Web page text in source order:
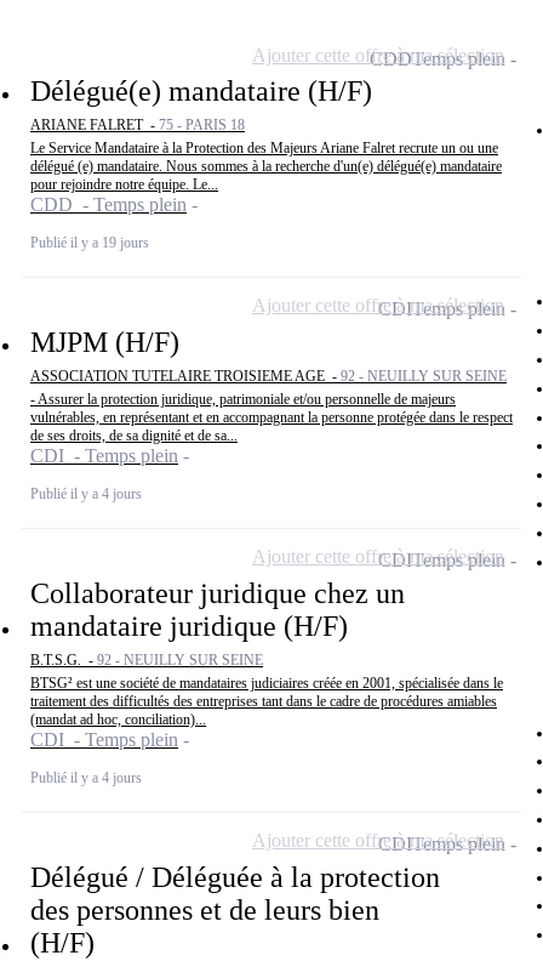
Délégué(e) mandataire (H/F)
ARIANE FALRET - 75 - PARIS 18
Le Service Mandataire à la Protection des Majeurs Ariane Falret recrute un ou une
délégué (e) mandataire. Nous sommes à la recherche d'un(e) délégué(e) mandataire
pour rejoindre notre équipe. Le...
CDD - Temps plein
Publié il y a 19 jours
CDDTemps plein
Ajouter cette offre à ma sélection
MJPM (H/F)
ASSOCIATION TUTELAIRE TROISIEME AGE - 92 - NEUILLY SUR SEINE
- Assurer la protection juridique, patrimoniale et/ou personnelle de majeurs
vulnérables, en représentant et en accompagnant la personne protégée dans le respect
de ses droits, de sa dignité et de sa...
CDI - Temps plein
Publié il y a 4 jours
CDITemps plein
Ajouter cette offre à ma sélection
Collaborateur juridique chez un
mandataire juridique (H/F)
B.T.S.G. - 92 - NEUILLY SUR SEINE
BTSG² est une société de mandataires judiciaires créée en 2001, spécialisée dans le
traitement des difficultés des entreprises tant dans le cadre de procédures amiables
(mandat ad hoc, conciliation)...
CDI - Temps plein
Publié il y a 4 jours
CDITemps plein
Ajouter cette offre à ma sélection
Délégué / Déléguée à la protection
des personnes et de leurs bien
(H/F)
CDITemps plein
Ajouter cette offre à ma sélection